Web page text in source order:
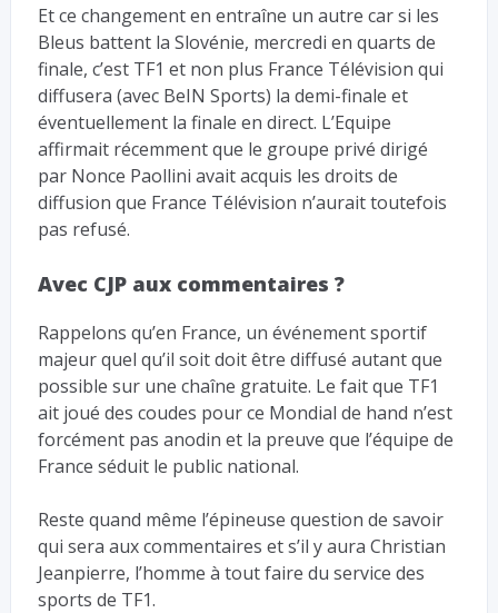
Et ce changement en entraîne un autre car si les
Bleus battent la Slovénie, mercredi en quarts de
finale, c’est TF1 et non plus France Télévision qui
diffusera (avec BeIN Sports) la demi-finale et
éventuellement la finale en direct. L’Equipe
affirmait récemment que le groupe privé dirigé
par Nonce Paollini avait acquis les droits de
diffusion que France Télévision n’aurait toutefois
pas refusé.
Avec CJP aux commentaires ?
Rappelons qu’en France, un événement sportif
majeur quel qu’il soit doit être diffusé autant que
possible sur une chaîne gratuite. Le fait que TF1
ait joué des coudes pour ce Mondial de hand n’est
forcément pas anodin et la preuve que l’équipe de
France séduit le public national.
Reste quand même l’épineuse question de savoir
qui sera aux commentaires et s’il y aura Christian
Jeanpierre, l’homme à tout faire du service des
sports de TF1.